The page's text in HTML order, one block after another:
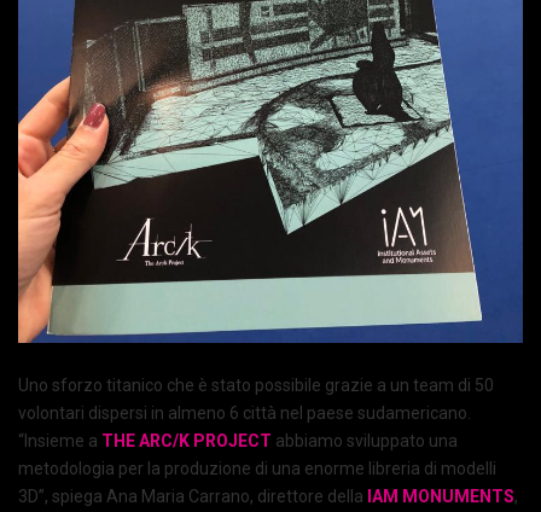
Uno sforzo titanico che è stato possibile grazie a un team di 50
volontari dispersi in almeno 6 città nel paese sudamericano.
“Insieme a THE ARC/K PROJECT abbiamo sviluppato una
metodologia per la produzione di una enorme libreria di modelli
3D”, spiega Ana Maria Carrano, direttore della IAM MONUMENTS,